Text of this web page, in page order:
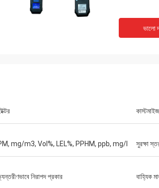
ভালো
mg/m3, Vol%, LEL%, PPHM, ppb, mg/l সুরক্ষা
নিরাপদ প্রকার বাহ্যিক